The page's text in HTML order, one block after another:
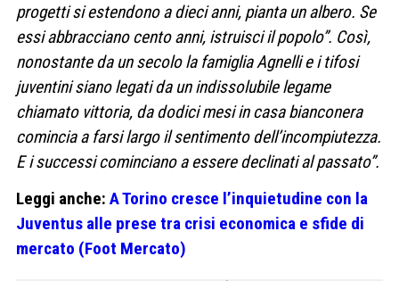
progetti si estendono a dieci anni, pianta un albero. Se
essi abbracciano cento anni, istruisci il popolo”. Così,
nonostante da un secolo la famiglia Agnelli e i tifosi
juventini siano legati da un indissolubile legame
chiamato vittoria, da dodici mesi in casa bianconera
comincia a farsi largo il sentimento dell’incompiutezza.
E i successi cominciano a essere declinati al passato”.
Leggi anche: A Torino cresce l’inquietudine con la
Juventus alle prese tra crisi economica e sfide di
mercato (Foot Mercato)